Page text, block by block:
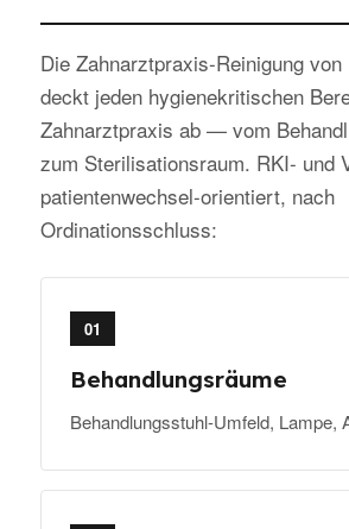
Die Zahnarztpraxis-Reinigung
deckt jeden hygienekritischen
Zahnarztpraxis ab — vom
zum Sterilisationsraum. RKI- und
patientenwechsel-orientiert, nach
Ordinationsschluss:
01
Behandlungsräume
Behandlungsstuhl-Umfeld, Lampe,